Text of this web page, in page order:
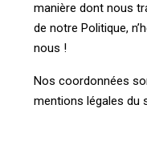
manière dont nous
de notre Politique,
nous !
Nos coordonnées
mentions légales du